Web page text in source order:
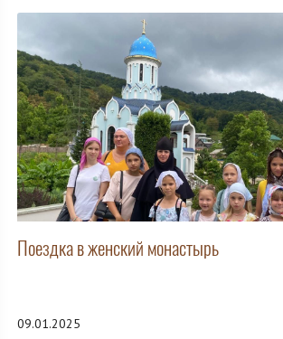
Поездка в женский монастырь
09.01.2025